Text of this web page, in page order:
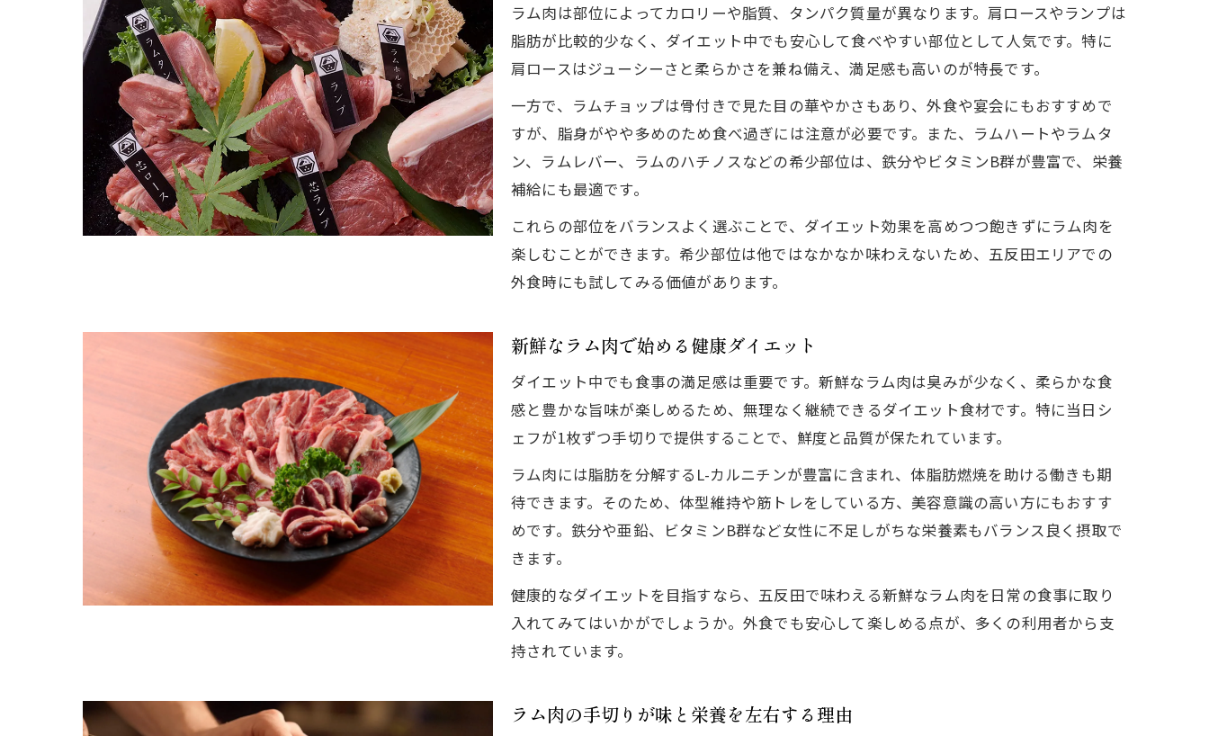
ヘルシーなジンギスカン体験で代謝を上げる
ラム肉を使ったジンギスカンの健康的な楽しみ方
ヘルシー志向が選ぶラム肉活用術
ラム肉一品料理が毎日のダイエットを支える
ラムしゃぶで楽しむヘルシーな食卓作り
ラム肉おつまみで無理なく続く健康習慣
外食でも安心なラム肉ダイエット活用術
ラム肉の多彩な調理法で飽きずに続けるコツ
西五反田で味わうラム肉料理の魅力
ラム肉コースで充実のダイエット体験へ
希少部位も豊富なラム肉料理の奥深さ
友人や仲間と味わうラム肉の魅力を解説
西五反田で体験できるラム肉の新たな可能性
ラム肉の栄養で美容と健康を両立
ラム肉のLカルニチンが美容に与える効果
ダイエット中に必要な鉄分をラム肉で補給
タンパク質豊富なラム肉で美しい体作り
ラム肉のビタミンB群が健康維持をサポート
ヘルシーなラム肉がもたらす美肌効果とは
安全面も安心なラム肉ダイエット法
寄生虫リスクを回避するラム肉の食べ方
ラム肉は部位によってカロリーや脂質、タンパク質量が異なります。肩ロースやランプは
脂肪が比較的少なく、ダイエット中でも安心して食べやすい部位として人気です。特に
肩ロースはジューシーさと柔らかさを兼ね備え、満足感も高いのが特長です。
一方で、ラムチョップは骨付きで見た目の華やかさもあり、外食や宴会にもおすすめで
すが、脂身がやや多めのため食べ過ぎには注意が必要です。また、ラムハートやラムタ
ン、ラムレバー、ラムのハチノスなどの希少部位は、鉄分やビタミンB群が豊富で、栄養
補給にも最適です。
これらの部位をバランスよく選ぶことで、ダイエット効果を高めつつ飽きずにラム肉を
楽しむことができます。希少部位は他ではなかなか味わえないため、五反田エリアでの
外食時にも試してみる価値があります。
新鮮なラム肉で始める健康ダイエット
ダイエット中でも食事の満足感は重要です。新鮮なラム肉は臭みが少なく、柔らかな食
感と豊かな旨味が楽しめるため、無理なく継続できるダイエット食材です。特に当日シ
ェフが1枚ずつ手切りで提供することで、鮮度と品質が保たれています。
ラム肉には脂肪を分解するL-カルニチンが豊富に含まれ、体脂肪燃焼を助ける働きも期
待できます。そのため、体型維持や筋トレをしている方、美容意識の高い方にもおすす
めです。鉄分や亜鉛、ビタミンB群など女性に不足しがちな栄養素もバランス良く摂取で
きます。
健康的なダイエットを目指すなら、五反田で味わえる新鮮なラム肉を日常の食事に取り
入れてみてはいかがでしょうか。外食でも安心して楽しめる点が、多くの利用者から支
持されています。
ラム肉の手切りが味と栄養を左右する理由